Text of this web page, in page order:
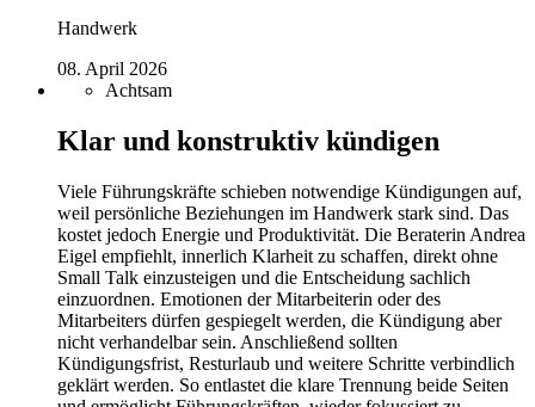
Handwerk
08. April 2026
Achtsam
Klar und konstruktiv kündigen
Viele Führungskräfte schieben notwendige Kündigungen auf,
weil persönliche Beziehungen im Handwerk stark sind. Das
kostet jedoch Energie und Produktivität. Die Beraterin Andrea
Eigel empfiehlt, innerlich Klarheit zu schaffen, direkt ohne
Small Talk einzusteigen und die Entscheidung sachlich
einzuordnen. Emotionen der Mitarbeiterin oder des
Mitarbeiters dürfen gespiegelt werden, die Kündigung aber
nicht verhandelbar sein. Anschließend sollten
Kündigungsfrist, Resturlaub und weitere Schritte verbindlich
geklärt werden. So entlastet die klare Trennung beide Seiten